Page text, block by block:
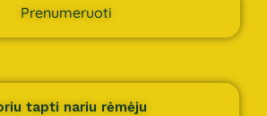
Prenumeruoti
tapti nariu rėmėju